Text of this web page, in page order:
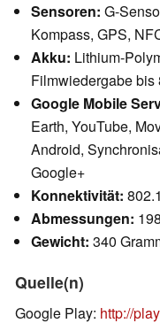
Sensoren: G-
Kompass, GPS,
Akku: Lithium-
Filmwiedergabe bis
Google Mobile
Earth, YouTube,
Android,
Google+
Konnektivität:
Abmessungen:
Gewicht: 340
Quelle(n)
Google Play: http://